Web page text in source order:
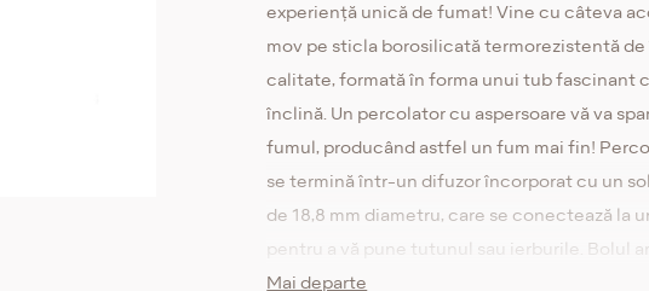
experiență unică de fumat! Vine cu câteva
mov pe sticla borosilicată termorezistentă de
calitate, formată în forma unui tub fascinant
înclină. Un percolator cu aspersoare vă va
fumul, producând astfel un fum mai fin!
se termină într-un difuzor încorporat cu un
de 18,8 mm diametru, care se conectează la
pentru a vă pune tutunul sau ierburile. Bolul
mâner care facilitează utilizarea, atâta timp
Mai departe